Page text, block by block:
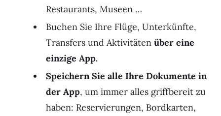
Restaurants, Museen …
Buchen Sie Ihre Flüge, Unterkünfte,
Transfers und Aktivitäten über eine
einzige App.
Speichern Sie alle Ihre Dokumente in
der App, um immer alles griffbereit zu
haben: Reservierungen, Bordkarten,